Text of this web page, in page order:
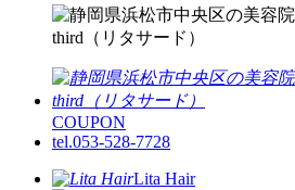
COUPON
tel.053-528-7728
Lita Hair